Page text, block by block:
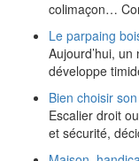
colimaçon…
Le parpaing
Aujourd’hui,
développe
Bien choisir
Escalier droit
et sécurité,